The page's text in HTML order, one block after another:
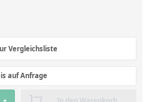
Samples (SUS)
Kundensynthesen
Vergleichsliste
auf Anfrage